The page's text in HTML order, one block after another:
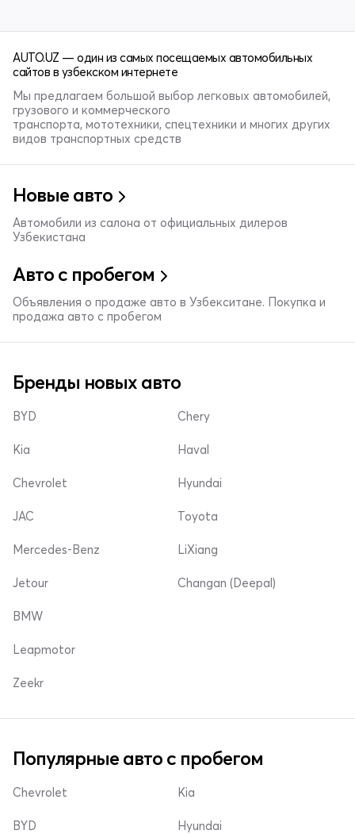
AUTO.UZ — один из самых посещаемых автомобильных
сайтов в узбекском интернете
Мы предлагаем большой выбор легковых автомобилей,
грузового и коммерческого
транспорта, мототехники, спецтехники и многих других
видов транспортных средств
Новые авто
Автомобили из салона от официальных дилеров
Узбекистана
Авто с пробегом
Объявления о продаже авто в Узбекситане. Покупка и
продажа авто с пробегом
Бренды новых авто
BYD
Kia
Chevrolet
Chery
Haval
Hyundai
JAC
Mercedes-Benz
Jetour
Toyota
LiXiang
Changan (Deepal)
BMW
Leapmotor
Zeekr
Популярные авто с пробегом
Chevrolet
BYD
Kia
Hyundai